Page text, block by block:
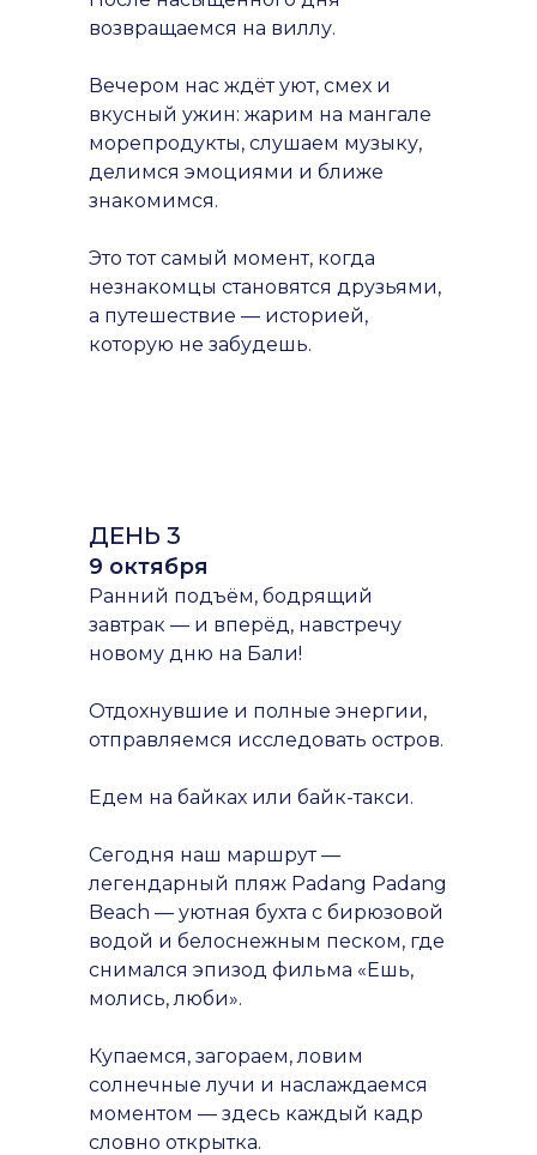
возвращаемся на виллу.
Вечером нас ждёт уют, смех и
вкусный ужин: жарим на мангале
морепродукты, слушаем музыку,
делимся эмоциями и ближе
знакомимся.
Это тот самый момент, когда
незнакомцы становятся друзьями,
а путешествие — историей,
которую не забудешь.
ДЕНЬ 3
9 октября
Ранний подъём, бодрящий
завтрак — и вперёд, навстречу
новому дню на Бали!
Отдохнувшие и полные энергии,
отправляемся исследовать остров.
Едем на байках или байк-такси.
Сегодня наш маршрут —
легендарный пляж Padang Padang
Beach — уютная бухта с бирюзовой
водой и белоснежным песком, где
снимался эпизод фильма «Ешь,
молись, люби».
Купаемся, загораем, ловим
солнечные лучи и наслаждаемся
моментом — здесь каждый кадр
словно открытка.